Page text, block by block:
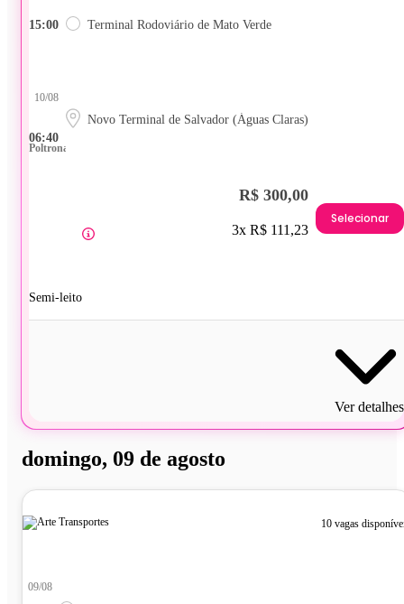
15:00 Terminal Rodoviário de Mato Verde
06:40
10/08
Novo Terminal de Salvador (Águas Claras)
Poltrona
Semi-leito
R$ 300,00
3x R$ 111,23
Selecionar
Ver detalhes
domingo, 09 de agosto
10 vagas
09/08